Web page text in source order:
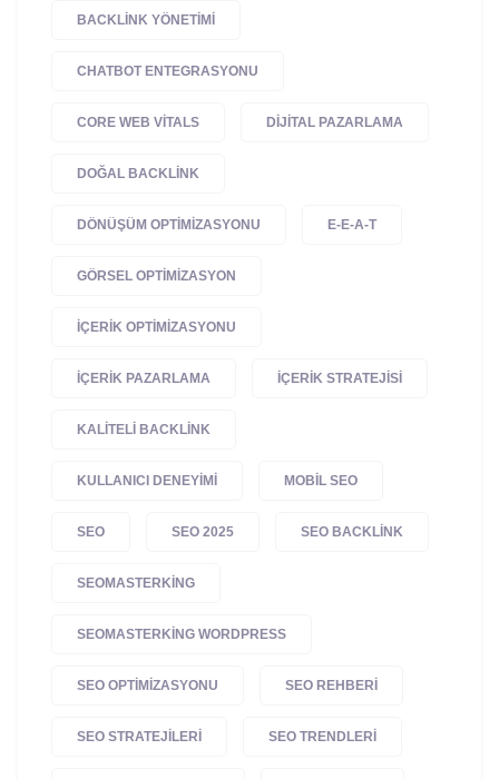
BACKLINK YÖNETIMI
CHATBOT ENTEGRASYONU
CORE WEB VITALS DIJITAL PAZARLAMA
DOĞAL BACKLINK
DÖNÜŞÜM OPTIMIZASYONU E-E-A-T
GÖRSEL OPTIMIZASYON
IÇERIK OPTIMIZASYONU
IÇERIK PAZARLAMA IÇERIK STRATEJISI
KALITELI BACKLINK
KULLANICI DENEYIMI MOBIL SEO
SEO SEO 2025 SEO BACKLINK
SEOMASTERKING
SEOMASTERKING WORDPRESS
SEO OPTIMIZASYONU SEO REHBERI
SEO STRATEJILERI SEO TRENDLERI